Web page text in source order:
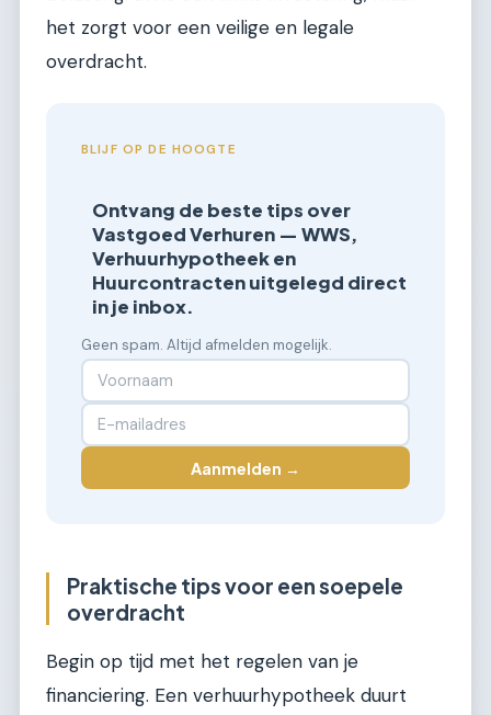
het zorgt voor een veilige en legale
overdracht.
BLIJF OP DE HOOGTE
Ontvang de beste tips over
Vastgoed Verhuren — WWS,
Verhuurhypotheek en
Huurcontracten uitgelegd direct
in je inbox.
Geen spam. Altijd afmelden mogelijk.
Aanmelden →
Praktische tips voor een soepele
overdracht
Begin op tijd met het regelen van je
financiering. Een verhuurhypotheek duurt